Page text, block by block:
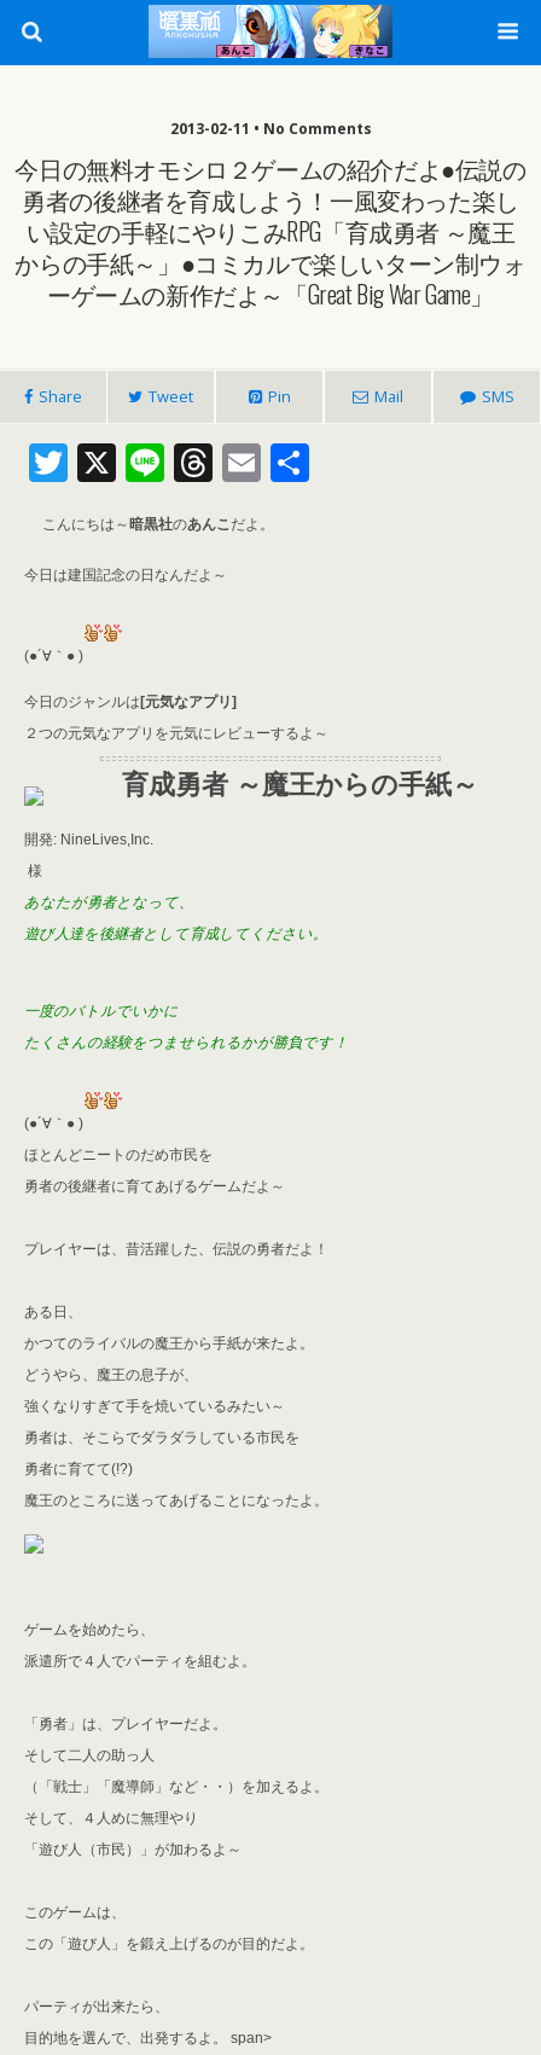
2013-02-11 • No Comments
今日の無料オモシロ２ゲームの紹介だよ●伝説の
勇者の後継者を育成しよう！一風変わった楽し
い設定の手軽にやりこみRPG「育成勇者 ～魔王
からの手紙～」●コミカルで楽しいターン制ウォ
ーゲームの新作だよ～「Great Big War Game」
Share Tweet Pin Mail SMS
T
itt
er
X Li
e
T
re
a
E
ai
こんにちは～暗黒社のあんこ だよ。
今日は建国記念の日なんだよ～
(●´∀｀● )
今日のジャンルは[元気なアプリ]
２つの元気なアプリを元気にレビューするよ～
育成勇者 ～魔王からの手紙～
開発: NineLives,Inc.
様
あなたが勇者となって、
遊び人達を後継者として育成してください。
一度のバトルでいかに
たくさんの経験をつませられるかが勝負です！
(●´∀｀● )
ほとんどニートのだめ市民を
勇者の後継者に育てあげるゲームだよ～
プレイヤーは、昔活躍した、伝説の勇者だよ！
ある日、
かつてのライバルの魔王から手紙が来たよ。
どうやら、魔王の息子が、
強くなりすぎて手を焼いているみたい～
勇者は、そこらでダラダラしている市民を
勇者に育てて(!?)
魔王のところに送ってあげることになったよ。
ゲームを始めたら、
派遣所で４人でパーティを組むよ。
「勇者」は、プレイヤーだよ。
そして二人の助っ人
（「戦士」「魔導師」など・・）を加えるよ。
そして、４人めに無理やり
「遊び人（市民）」が加わるよ～
このゲームは、
この「遊び人」を鍛え上げるのが目的だよ。
パーティが出来たら、
目的地を選んで、出発するよ。
span>